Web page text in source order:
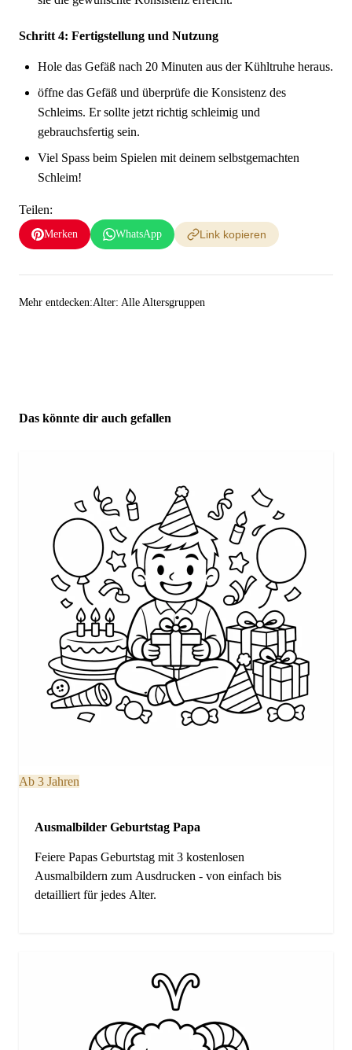
Schritt 4: Fertigstellung und Nutzung
Hole das Gefäß nach 20 Minuten aus der Kühltruhe heraus.
öffne das Gefäß und überprüfe die Konsistenz des
Schleims. Er sollte jetzt richtig schleimig und
gebrauchsfertig sein.
Viel Spass beim Spielen mit deinem selbstgemachten
Schleim!
Teilen:
Merken WhatsApp Link kopieren
Mehr entdecken:Alter: Alle Altersgruppen
Das könnte dir auch gefallen
Ab 3 Jahren
Ausmalbilder Geburtstag Papa
Feiere Papas Geburtstag mit 3 kostenlosen
Ausmalbildern zum Ausdrucken - von einfach bis
detailliert für jedes Alter.